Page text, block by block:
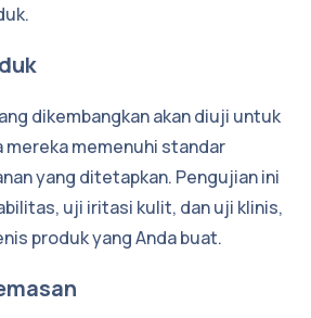
dikembangkan akan diuji untuk
mereka memenuhi standar
yang ditetapkan. Pengujian ini
uji iritasi kulit, dan uji klinis,
produk yang Anda buat.